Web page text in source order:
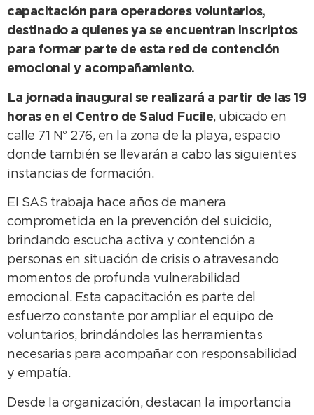
capacitación para operadores voluntarios,
destinado a quienes ya se encuentran inscriptos
para formar parte de esta red de contención
emocional y acompañamiento.
La jornada inaugural se realizará a partir de las 19
horas en el Centro de Salud Fucile, ubicado en
calle 71 Nº 276, en la zona de la playa, espacio
donde también se llevarán a cabo las siguientes
instancias de formación.
El SAS trabaja hace años de manera
comprometida en la prevención del suicidio,
brindando escucha activa y contención a
personas en situación de crisis o atravesando
momentos de profunda vulnerabilidad
emocional. Esta capacitación es parte del
esfuerzo constante por ampliar el equipo de
voluntarios, brindándoles las herramientas
necesarias para acompañar con responsabilidad
y empatía.
Desde la organización, destacan la importancia